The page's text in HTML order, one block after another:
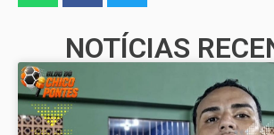
NOTÍCIAS